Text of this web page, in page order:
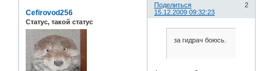
Поделиться
2
15.12.2009 09:32:23
Cefirovod256
Статус, такой статус
за гидрач боюсь.